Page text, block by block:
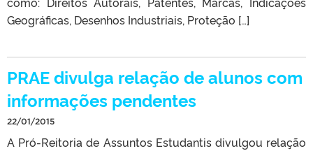
Geográficas, Desenhos Industriais, Proteção […]
PRAE divulga relação de alunos com
informações pendentes
22/01/2015
A Pró-Reitoria de Assuntos Estudantis divulgou relação